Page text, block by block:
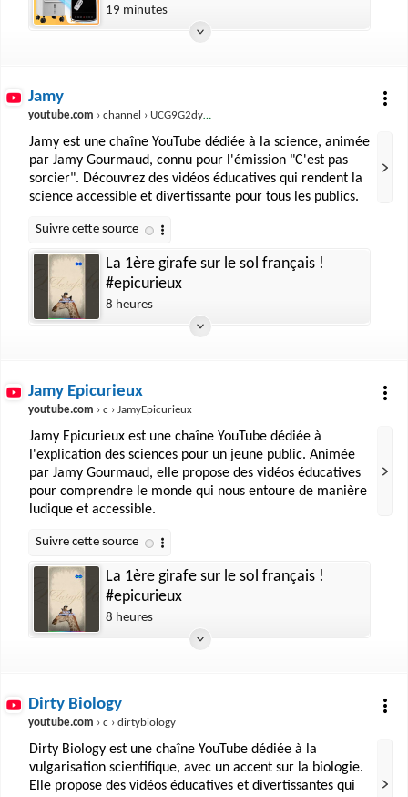
de 240 €
19 minutes
Jamy
youtube.com › channel › UCG9G2dyRv04FDSH1FSYuLBg
Jamy est une chaîne YouTube dédiée à la science, animée
par Jamy Gourmaud, connu pour l'émission "C'est pas
sorcier". Découvrez des vidéos éducatives qui rendent la
science accessible et divertissante pour tous les publics.
La 1ère girafe sur le sol français !
#epicurieux
8 heures
Jamy Epicurieux
youtube.com › c › JamyEpicurieux
Jamy Epicurieux est une chaîne YouTube dédiée à
l'explication des sciences pour un jeune public. Animée
par Jamy Gourmaud, elle propose des vidéos éducatives
pour comprendre le monde qui nous entoure de manière
ludique et accessible.
La 1ère girafe sur le sol français !
#epicurieux
8 heures
Dirty Biology
youtube.com › c › dirtybiology
Dirty Biology est une chaîne YouTube dédiée à la
vulgarisation scientifique, avec un accent sur la biologie.
Elle propose des vidéos éducatives et divertissantes qui